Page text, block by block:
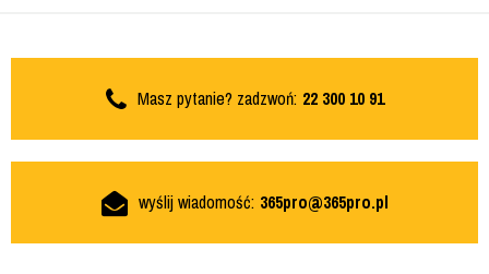
Masz pytanie? zadzwoń: 22 300 10 91
wyślij wiadomość: 365pro@365pro.pl